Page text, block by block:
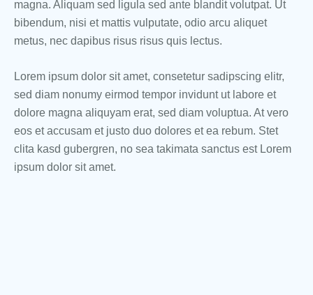
magna. Aliquam sed ligula sed ante blandit volutpat. Ut
bibendum, nisi et mattis vulputate, odio arcu aliquet
metus, nec dapibus risus risus quis lectus.
Lorem ipsum dolor sit amet, consetetur sadipscing elitr,
sed diam nonumy eirmod tempor invidunt ut labore et
dolore magna aliquyam erat, sed diam voluptua. At vero
eos et accusam et justo duo dolores et ea rebum. Stet
clita kasd gubergren, no sea takimata sanctus est Lorem
ipsum dolor sit amet.